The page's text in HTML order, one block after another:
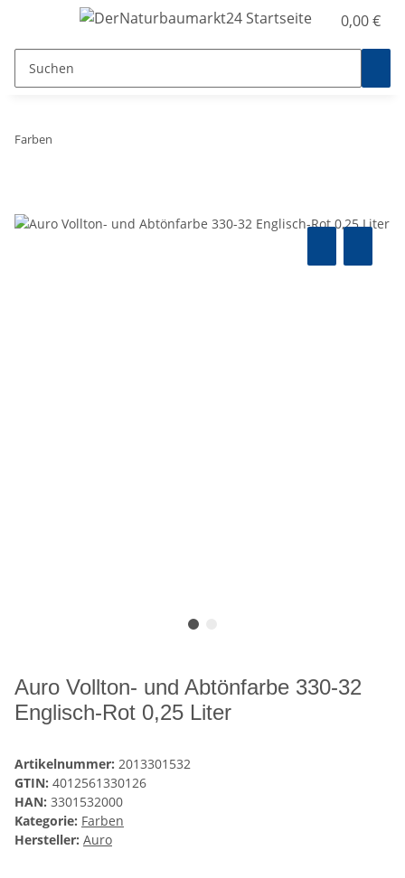
0,00 €
Farben
Auro Vollton- und Abtönfarbe 330-32
Englisch-Rot 0,25 Liter
Artikelnummer: 2013301532
GTIN: 4012561330126
HAN: 3301532000
Kategorie: Farben
Hersteller: Auro